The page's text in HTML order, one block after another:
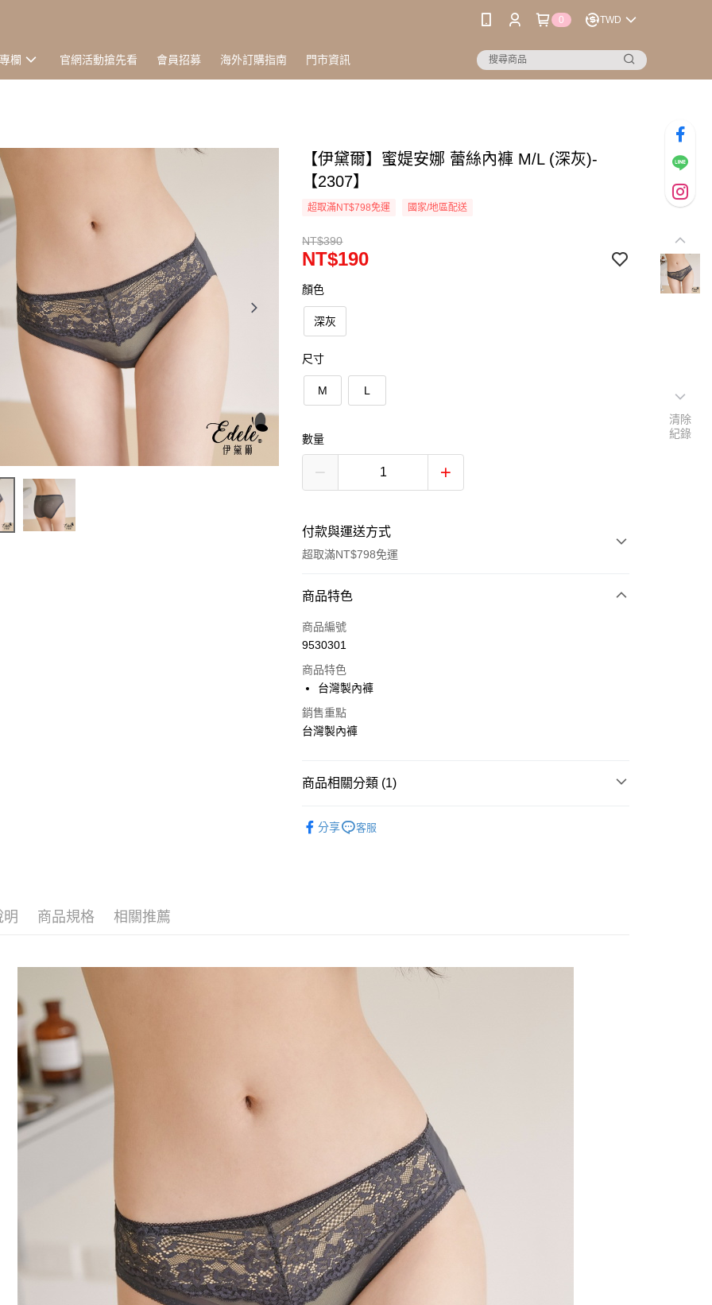
0 TWD
欄 官網活動搶先看 會員招募 海外訂購指南 門市資訊
【伊黛爾】蜜媞安娜 蕾絲內褲 M/L (深灰)-
【2307】
超取滿NT$798免運 國家/地區配送
NT$390
NT$190
顏色
深灰
尺寸
M L
數量
付款與運送方式
超取滿NT$798免運
付款方式
信用卡一次付款
LINE Pay
Apple Pay
貨到付款
萊爾富取貨付款
每筆NT$70，滿NT$799(含以上)免運費
每筆NT$70，滿NT$799(含以上)免運費
每筆NT$70，滿NT$798(含以上)免運費
付款後7-11取貨
每筆NT$70，滿NT$799(含以上)免運費
宅配
每筆NT$70，滿NT$799(含以上)免運費
離島宅配
每筆NT$100
商品特色
商品編號
9530301
商品特色
台灣製內褲
銷售重點
台灣製內褲
商品相關分類 (1)
分享
客服
明 商品規格 相關推薦
清除
紀錄